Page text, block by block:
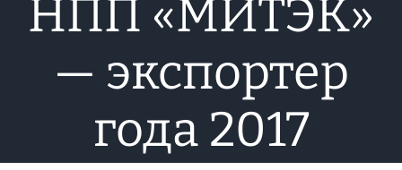
НПП «МИТЭК»
— экспортер
года 2017